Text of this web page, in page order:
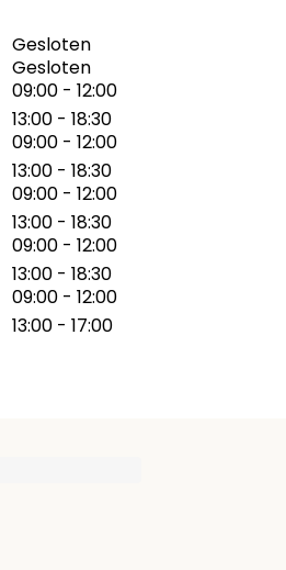
Gesloten
Gesloten
09:00 - 12:00
13:00 - 18:30
09:00 - 12:00
13:00 - 18:30
09:00 - 12:00
13:00 - 18:30
09:00 - 12:00
13:00 - 18:30
09:00 - 12:00
13:00 - 17:00